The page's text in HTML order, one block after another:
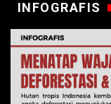
INFOGRAFIS